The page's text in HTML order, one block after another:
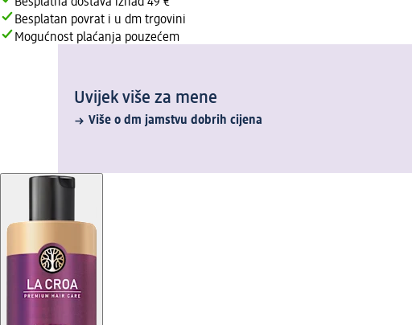
Besplatan povrat i u dm trgovini
Mogućnost plaćanja pouzećem
Uvijek više za mene
Više o dm jamstvu dobrih cijena